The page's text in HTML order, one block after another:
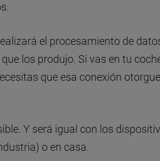
el procesamiento de
los produjo. Si vas en tu
que esa conexión
Y será igual con los
o en casa.